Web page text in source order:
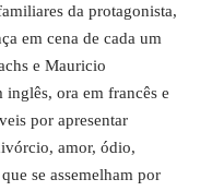
da protagonista,
em cena de cada um
e Mauricio
inglês, ora em francês e
por apresentar
amor, ódio,
se assemelham por